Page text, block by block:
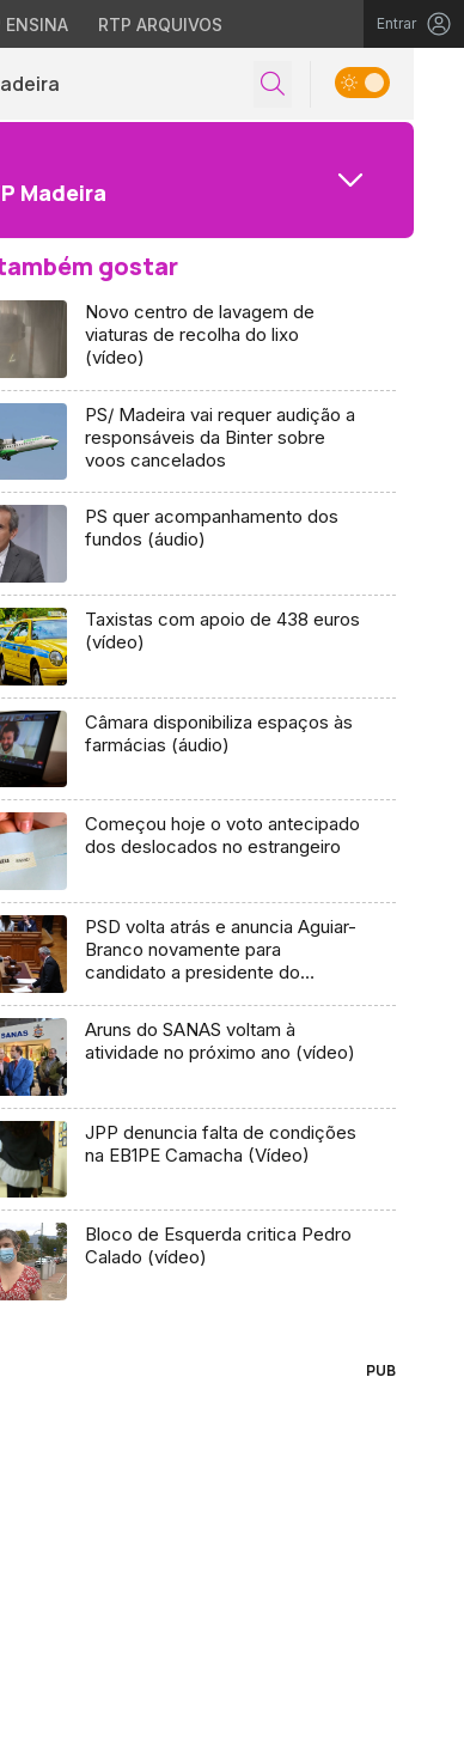
ENSINA RTP ARQUIVOS Entrar
Madeira
gostar
Novo centro de lavagem de
viaturas de recolha do lixo
(vídeo)
PS/ Madeira vai requer audição a
responsáveis da Binter sobre
voos cancelados
PS quer acompanhamento dos
fundos (áudio)
Taxistas com apoio de 438 euros
(vídeo)
Câmara disponibiliza espaços às
farmácias (áudio)
Começou hoje o voto antecipado
dos deslocados no estrangeiro
PSD volta atrás e anuncia Aguiar-
Branco novamente para
candidato a presidente do
Aruns do SANAS voltam à
atividade no próximo ano (vídeo)
JPP denuncia falta de condições
na EB1PE Camacha (Vídeo)
Bloco de Esquerda critica Pedro
Calado (vídeo)
PUB